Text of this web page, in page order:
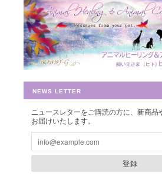
2019/07/26
早速お財布に入れさせて頂きました。 あ
2018/10/08
NEWS LETTER
ニュースレターをご購読の方に、新商品
お届けいたします。
登録